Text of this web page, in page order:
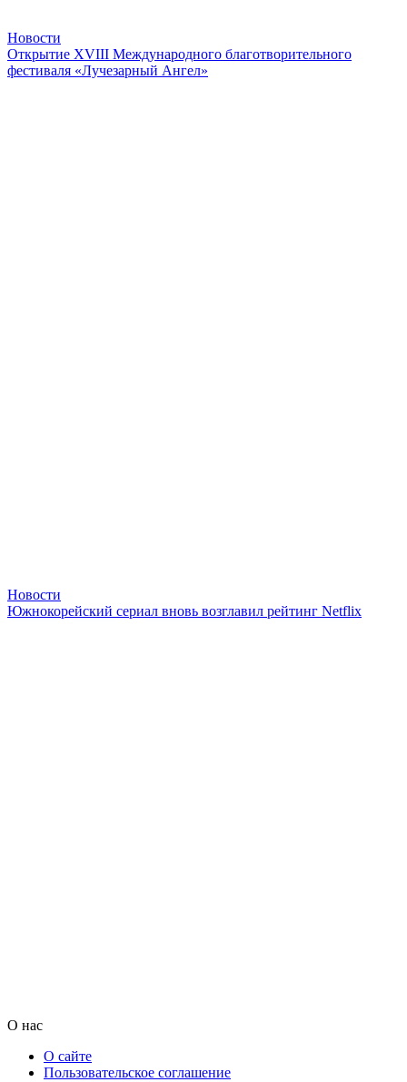
Новости
Открытие XVIII Международного благотворительного
фестиваля «Лучезарный Ангел»
Новости
Южнокорейский сериал вновь возглавил рейтинг Netflix
О нас
О сайте
Пользовательское соглашение